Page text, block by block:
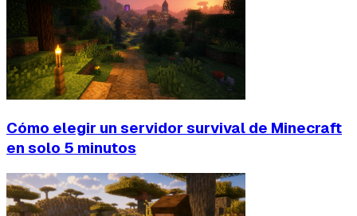
Cómo elegir un servidor survival de Minecraft
en solo 5 minutos